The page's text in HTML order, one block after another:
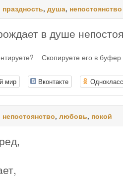
праздность, душа, непостоянство
в душе
Скопируете его в буфер
мир Вконтакте
непостоянство, любовь, покой